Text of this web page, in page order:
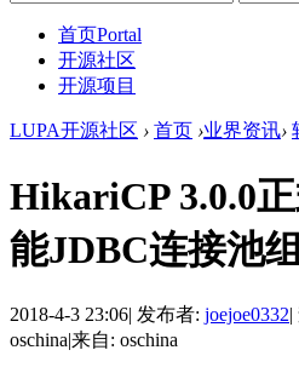
首页Portal
开源社区
开源项目
LUPA开源社区 › 首页 ›业界资讯›
HikariCP 3.0.0
能JDBC连接池
2018-4-3 23:06| 发布者: joejoe0332|
oschina|来自: oschina